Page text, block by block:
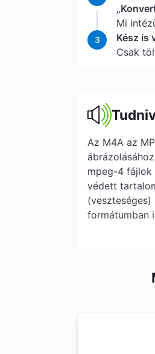
Mi
3
Kész is
Csak
Az M4A az
mpeg-4 fájlok
védett
formátumban